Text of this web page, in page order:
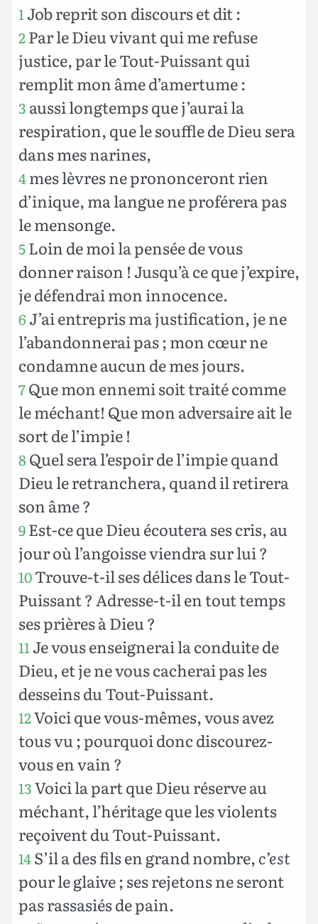
1 Job reprit son discours et dit :
2Par le Dieu vivant qui me refuse
justice, par le Tout-Puissant qui
remplit mon âme d’amertume :
3 aussi longtemps que j’aurai la
respiration, que le souffle de Dieu sera
dans mes narines,
4mes lèvres ne prononceront rien
d’inique, ma langue ne proférera pas
le mensonge.
5Loin de moi la pensée de vous
donner raison ! Jusqu’à ce que j’expire,
je défendrai mon innocence.
6 J’ai entrepris ma justification, je ne
l’abandonnerai pas ; mon cœur ne
condamne aucun de mes jours.
7Que mon ennemi soit traité comme
le méchant! Que mon adversaire ait le
sort de l’impie !
8Quel sera l’espoir de l’impie quand
Dieu le retranchera, quand il retirera
son âme ?
9Est-ce que Dieu écoutera ses cris, au
jour où l’angoisse viendra sur lui ?
10Trouve-t-il ses délices dans le Tout-
Puissant ? Adresse-t-il en tout temps
ses prières à Dieu ?
11 Je vous enseignerai la conduite de
Dieu, et je ne vous cacherai pas les
desseins du Tout-Puissant.
12Voici que vous-mêmes, vous avez
tous vu ; pourquoi donc discourez-
vous en vain ?
13Voici la part que Dieu réserve au
méchant, l’héritage que les violents
reçoivent du Tout-Puissant.
14S’il a des fils en grand nombre,c’est
pour le glaive ; ses rejetons ne seront
pas rassasiés de pain.